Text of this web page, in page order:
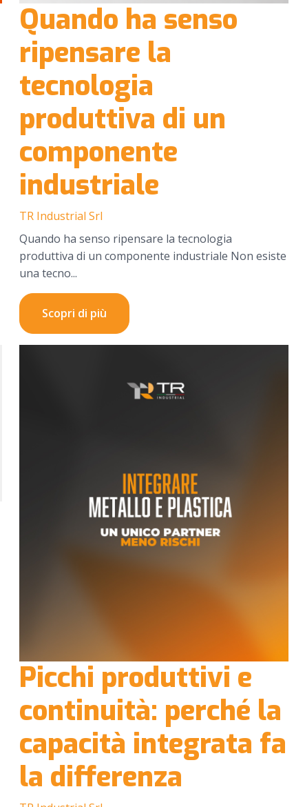
Quando ha senso
ripensare la
tecnologia
produttiva di un
componente
industriale
TR Industrial Srl
Quando ha senso ripensare la tecnologia
produttiva di un componente industriale Non esiste
una tecno...
Scopri di più
Picchi produttivi e
continuità: perché la
capacità integrata fa
la differenza